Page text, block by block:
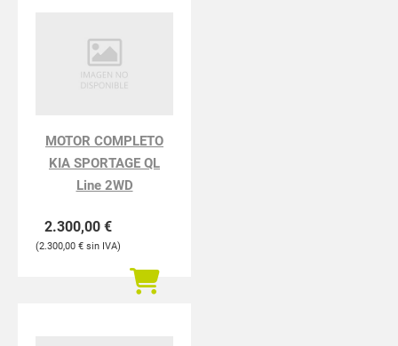
MOTOR COMPLETO
KIA SPORTAGE QL
Line 2WD
2.300,00 €
2.300,00 €